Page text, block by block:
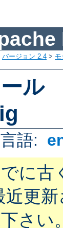
バージョン 2.4 >
ル
語:
に古
更
さい